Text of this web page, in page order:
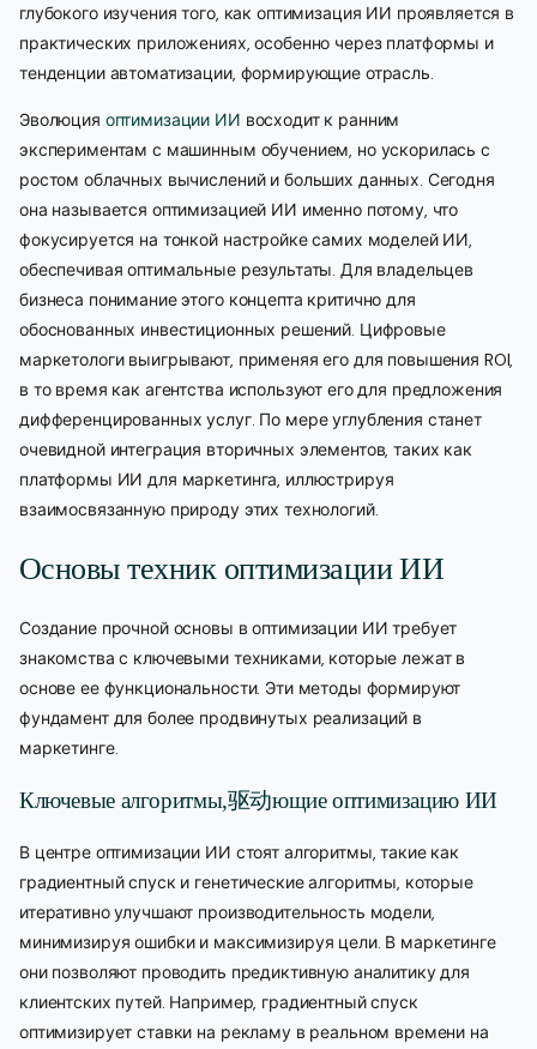
глубокого изучения того, как оптимизация ИИ проявляется в
практических приложениях, особенно через платформы и
тенденции автоматизации, формирующие отрасль.
Эволюция оптимизации ИИ восходит к ранним
экспериментам с машинным обучением, но ускорилась с
ростом облачных вычислений и больших данных. Сегодня
она называется оптимизацией ИИ именно потому, что
фокусируется на тонкой настройке самих моделей ИИ,
обеспечивая оптимальные результаты. Для владельцев
бизнеса понимание этого концепта критично для
обоснованных инвестиционных решений. Цифровые
маркетологи выигрывают, применяя его для повышения ROI,
в то время как агентства используют его для предложения
дифференцированных услуг. По мере углубления станет
очевидной интеграция вторичных элементов, таких как
платформы ИИ для маркетинга, иллюстрируя
взаимосвязанную природу этих технологий.
Основы техник оптимизации ИИ
Создание прочной основы в оптимизации ИИ требует
знакомства с ключевыми техниками, которые лежат в
основе ее функциональности. Эти методы формируют
фундамент для более продвинутых реализаций в
маркетинге.
Ключевые алгоритмы,驱动ющие оптимизацию ИИ
В центре оптимизации ИИ стоят алгоритмы, такие как
градиентный спуск и генетические алгоритмы, которые
итеративно улучшают производительность модели,
минимизируя ошибки и максимизируя цели. В маркетинге
они позволяют проводить предиктивную аналитику для
клиентских путей. Например, градиентный спуск
оптимизирует ставки на рекламу в реальном времени на